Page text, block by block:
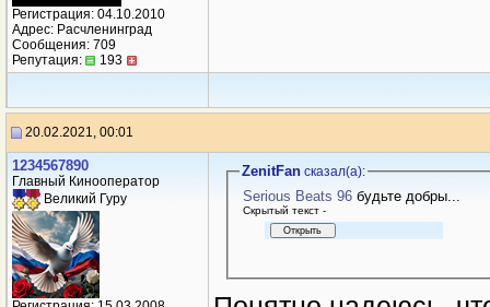
Регистрация: 04.10.2010
Адрес: Расчленинград
Сообщения: 709
Репутация:
193
20.02.2021, 00:01
1234567890
Главный Кинооператор
Великий Гуру
ZenitFanсказал(a):
Serious Beats 96будьте добры...
Cкрытый текст -